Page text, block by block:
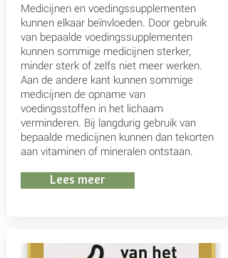
Medicijnen en voedingssupplementen
kunnen elkaar beïnvloeden. Door gebruik
van bepaalde voedingssupplementen
kunnen sommige medicijnen sterker,
minder sterk of zelfs niet meer werken.
Aan de andere kant kunnen sommige
medicijnen de opname van
voedingsstoffen in het lichaam
verminderen. Bij langdurig gebruik van
bepaalde medicijnen kunnen dan tekorten
aan vitaminen of mineralen ontstaan.
Lees meer